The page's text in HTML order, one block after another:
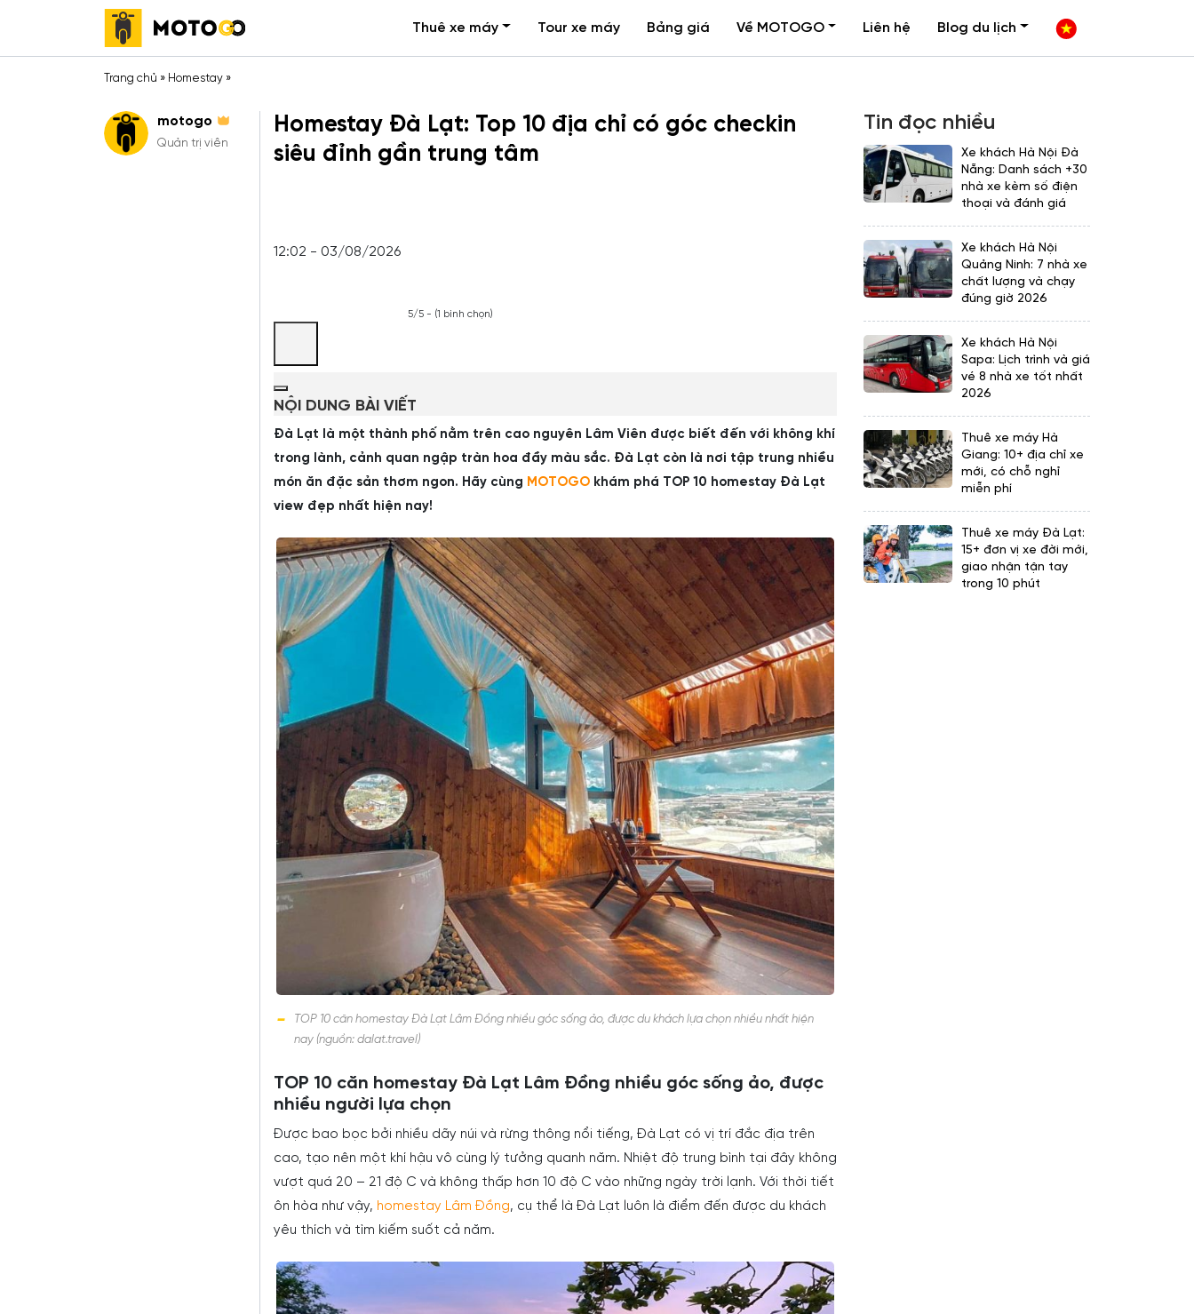
Thuê xe máy Tour xe máy Bảng giá Về MOTOGO Liên hệ Blog du lịch
Trang chủ » Homestay »
motogo
Quản trị viên
Homestay Đà Lạt: Top 10 địa chỉ có góc checkin
siêu đỉnh gần trung tâm
12:02 - 03/08/2026
5/5 - (1 bình chọn)
NỘI DUNG BÀI VIẾT
Đà Lạt là một thành phố nằm trên cao nguyên Lâm Viên được biết đến với không khí
trong lành, cảnh quan ngập tràn hoa đầy màu sắc. Đà Lạt còn là nơi tập trung nhiều
món ăn đặc sản thơm ngon. Hãy cùng MOTOGO khám phá TOP 10 homestay Đà Lạt
view đẹp nhất hiện nay!
TOP 10 căn homestay Đà Lạt Lâm Đồng nhiều góc sống ảo, được du khách lựa chọn nhiều nhất hiện
nay (nguồn: dalat.travel)
TOP 10 căn homestay Đà Lạt Lâm Đồng nhiều góc sống ảo, được
nhiều người lựa chọn
Được bao bọc bởi nhiều dãy núi và rừng thông nổi tiếng, Đà Lạt có vị trí đắc địa trên
cao, tạo nên một khí hậu vô cùng lý tưởng quanh năm. Nhiệt độ trung bình tại đây không
vượt quá 20 – 21 độ C và không thấp hơn 10 độ C vào những ngày trời lạnh. Với thời tiết
ôn hòa như vậy, homestay Lâm Đồng, cụ thể là Đà Lạt luôn là điểm đến được du khách
yêu thích và tìm kiếm suốt cả năm.
Tin đọc nhiều
Xe khách Hà Nội Đà
Nẵng: Danh sách +30
nhà xe kèm số điện
thoại và đánh giá
Xe khách Hà Nội
Quảng Ninh: 7 nhà xe
chất lượng và chạy
đúng giờ 2026
Xe khách Hà Nội
Sapa: Lịch trình và giá
vé 8 nhà xe tốt nhất
2026
Thuê xe máy Hà
Giang: 10+ địa chỉ xe
mới, có chỗ nghỉ
miễn phí
Thuê xe máy Đà Lạt:
15+ đơn vị xe đời mới,
giao nhận tận tay
trong 10 phút